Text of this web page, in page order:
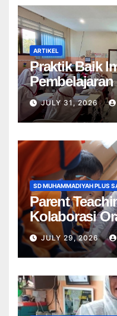
ARTIKEL
Praktik Baik
Bernalar
JULY 31, 2026
SD MUHAMMADIYAH PLUS
Parent
Kolaborasi
Sekolah
JULY 29, 2026